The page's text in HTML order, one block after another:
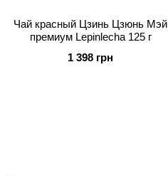
Чай красный Цзинь Цзюнь Мэй
премиум Lepinlecha 125 г
1 398 грн